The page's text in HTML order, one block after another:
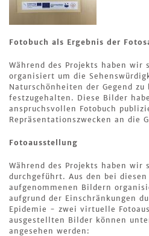
Fotobuch als Ergebnis der
Während des Projekts haben wir
organisiert um die
Naturschönheiten der Gegend zu
festzugehalten. Diese Bilder
anspruchsvollen Fotobuch
Repräsentationszwecken an die
Fotoausstellung
Während des Projekts haben wir
durchgeführt. Aus den bei diesen
aufgenommenen Bildern
aufgrund der Einschränkungen
Epidemie - zwei virtuelle
ausgestellten Bilder können
angesehen werden: